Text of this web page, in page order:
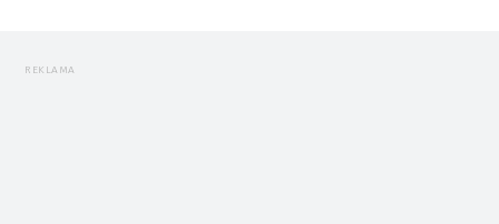
REKLAMA